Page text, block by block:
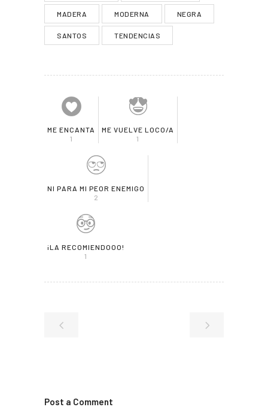
MADERA MODERNA NEGRA
SANTOS TENDENCIAS
ME ENCANTA
1
ME VUELVE LOCO/A
1
NI PARA MI PEOR ENEMIGO
2
¡LA RECOMIENDOOO!
1
Post a Comment